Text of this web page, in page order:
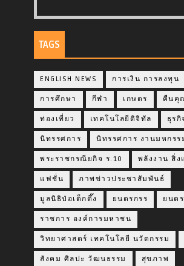
TAGS
ENGLISH NEWS การเงิน การลงทุน
การศึกษา กีฬา เกษตร คืนคุ
ท่องเที่ยว เทคโนโลยีดิจิทัล ธุรกิ
นิทรรศการ นิทรรศการ งานมหกรร
พระราชกรณียกิจ ร.10 พลังงาน สิ่ง
แฟชั่น ภาพข่าวประชาสัมพันธ์
มูลนิธิป่อเต็กตึ๊ง ยนตรกรร ยนต
ราชการ องค์การมหาชน
วิทยาศาสตร์ เทคโนโลยี นวัตกรรม
สังคม ศิลปะ วัฒนธรรม สุขภาพ